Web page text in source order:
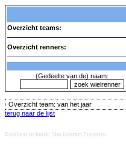
Overzicht teams:
Overzicht renners:
(Gedeelte van de) naam:
Overzicht team: van het jaar
terug naar de lijst
Database techniek: Sini Internet Projecten